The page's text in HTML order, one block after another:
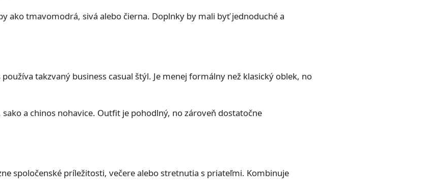
ako tmavomodrá, sivá alebo čierna. Doplnky by mali byť jednoduché a
takzvaný business casual štýl. Je menej formálny než klasický oblek, no
a chinos nohavice. Outfit je pohodlný, no zároveň dostatočne
spoločenské príležitosti, večere alebo stretnutia s priateľmi. Kombinuje